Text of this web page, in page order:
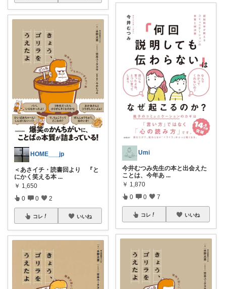
HOME___jp
＜あさイチ・読書回より 『と
にかく笑える本 ...
￥ 1,650
0 0 2
コレ いいね
Umi
今井むつみ先生の本と出会えた
ことは、今年あ ...
￥ 1,870
0 0 7
コレ いいね